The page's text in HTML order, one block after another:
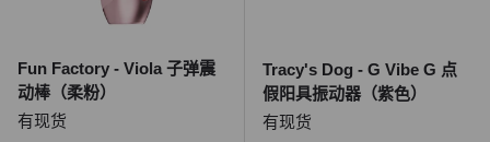
Fun Factory - Viola 子弹震
动棒（柔粉）
有现货
Tracy's Dog - G Vibe G 点
假阳具振动器（紫色）
有现货